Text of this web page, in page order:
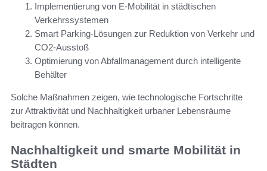
Implementierung von E-Mobilität in städtischen
Verkehrssystemen
Smart Parking-Lösungen zur Reduktion von Verkehr und
CO2-Ausstoß
Optimierung von Abfallmanagement durch intelligente
Behälter
Solche Maßnahmen zeigen, wie technologische Fortschritte
zur Attraktivität und Nachhaltigkeit urbaner Lebensräume
beitragen können.
Nachhaltigkeit und smarte Mobilität in
Städten